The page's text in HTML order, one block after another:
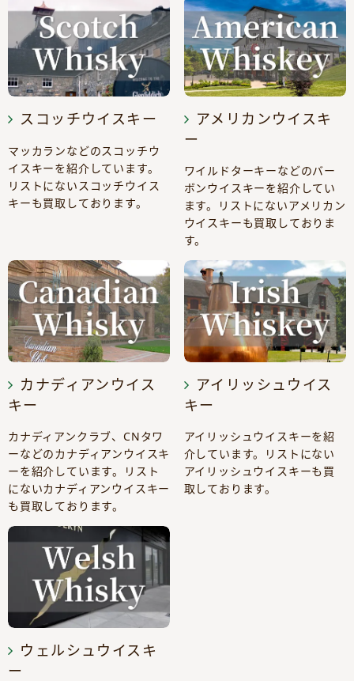
スコッチウイスキー
マッカランなどのスコッチウ
イスキーを紹介しています。
リストにないスコッチウイス
キーも買取しております。
アメリカンウイスキ
ー
ワイルドターキーなどのバー
ボンウイスキーを紹介してい
ます。リストにないアメリカン
ウイスキーも買取しておりま
す。
カナディアンウイス
キー
カナディアンクラブ、CNタワ
ーなどのカナディアンウイスキ
ーを紹介しています。リスト
にないカナディアンウイスキー
も買取しております。
アイリッシュウイス
キー
アイリッシュウイスキーを紹
介しています。リストにない
アイリッシュウイスキーも買
取しております。
ウェルシュウイスキ
ー